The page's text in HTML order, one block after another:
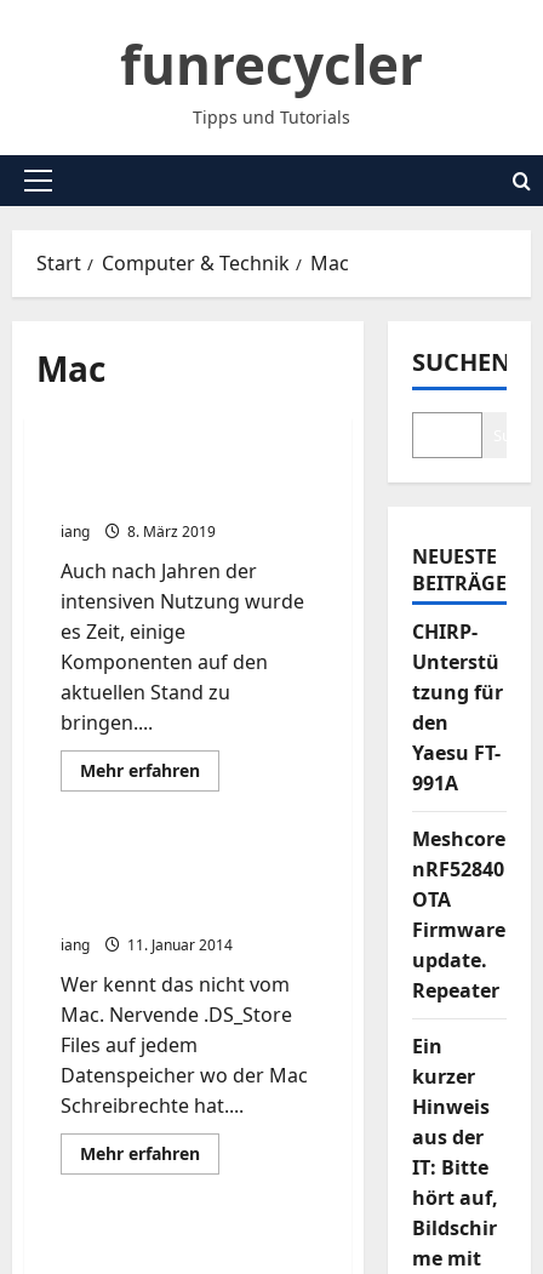
funrecycler
Tipps und Tutorials
Primäres
Start Computer & Technik Mac
Mac
iang 8. März 2019
Auch nach Jahren der
intensiven Nutzung wurde
es Zeit, einige
Komponenten auf den
aktuellen Stand zu
bringen....
Mehr erfahrenMehr
Informationen
iang 11. Januar 2014
Wer kennt das nicht vom
Mac. Nervende .DS_Store
Files auf jedem
Datenspeicher wo der Mac
Schreibrechte hat....
Mehr erfahrenMehr
Informationen
SUCHEN
NEUESTE
BEITRÄGE
CHIRP-
Unterstü
tzung für
den
Yaesu FT-
991A
Meshcore
nRF52840
OTA
Firmware
update.
Repeater
Ein
kurzer
Hinweis
aus der
IT: Bitte
hört auf,
Bildschir
me mit